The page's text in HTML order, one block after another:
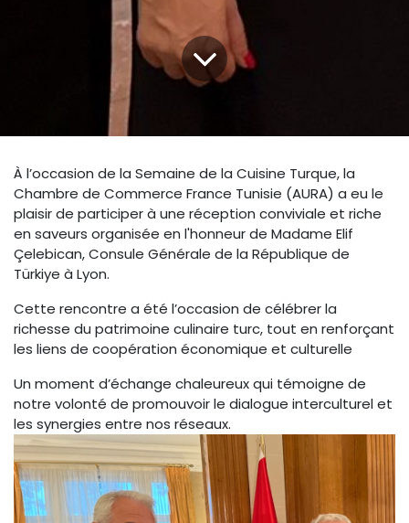
À l’occasion de la Semaine de la Cuisine Turque, la
Chambre de Commerce France Tunisie (AURA) a eu le
plaisir de participer à une réception conviviale et riche
en saveurs organisée en l'honneur de Madame Elif
Çelebican, Consule Générale de la République de
Türkiye à Lyon.
Cette rencontre a été l’occasion de célébrer la
richesse du patrimoine culinaire turc, tout en renforçant
les liens de coopération économique et culturelle
Un moment d’échange chaleureux qui témoigne de
notre volonté de promouvoir le dialogue interculturel et
les synergies entre nos réseaux.